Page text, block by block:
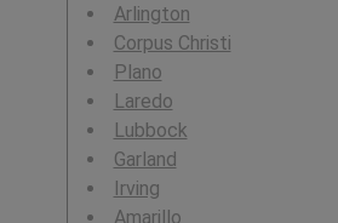
Arlington
Corpus Christi
Plano
Laredo
Lubbock
Garland
Irving
Amarillo